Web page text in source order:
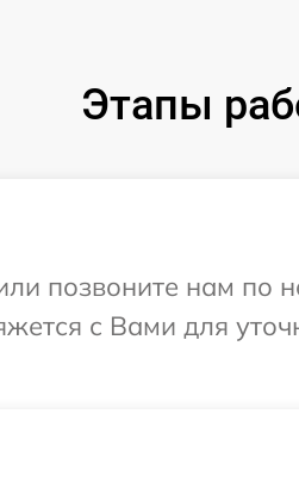
Этапы
позвоните нам по
с Вами для